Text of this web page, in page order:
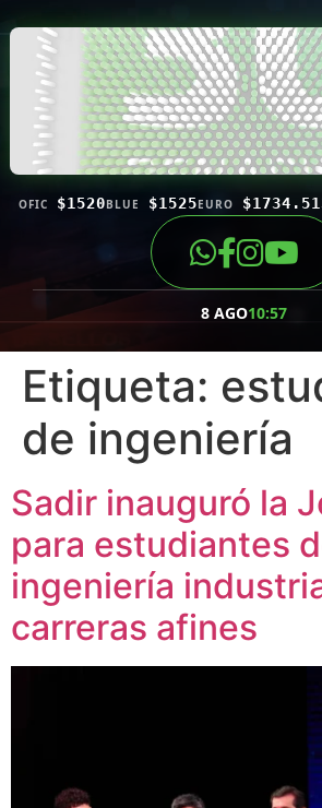
OFIC $1520BLUE $1525EURO
8 AGO10:57
Etiqueta:
de ingeniería
Sadir inauguró la
para estudiantes
ingeniería
carreras afines